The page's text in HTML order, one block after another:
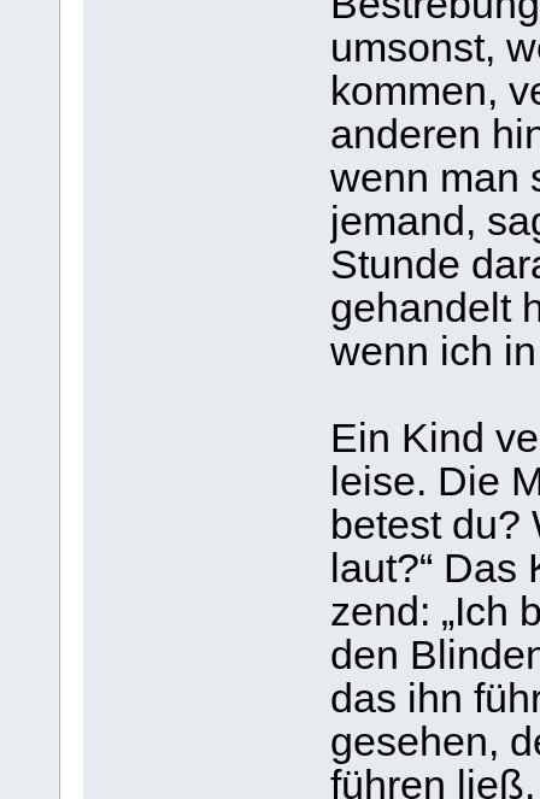
umsonst,
kom­men,
ande­ren
wenn man
jemand,
Stunde
gehan­delt
wenn ich
Ein Kind
leise. Die
betest du?
laut?“
zend: „Ich
den
das ihn
gese­hen,
füh­ren